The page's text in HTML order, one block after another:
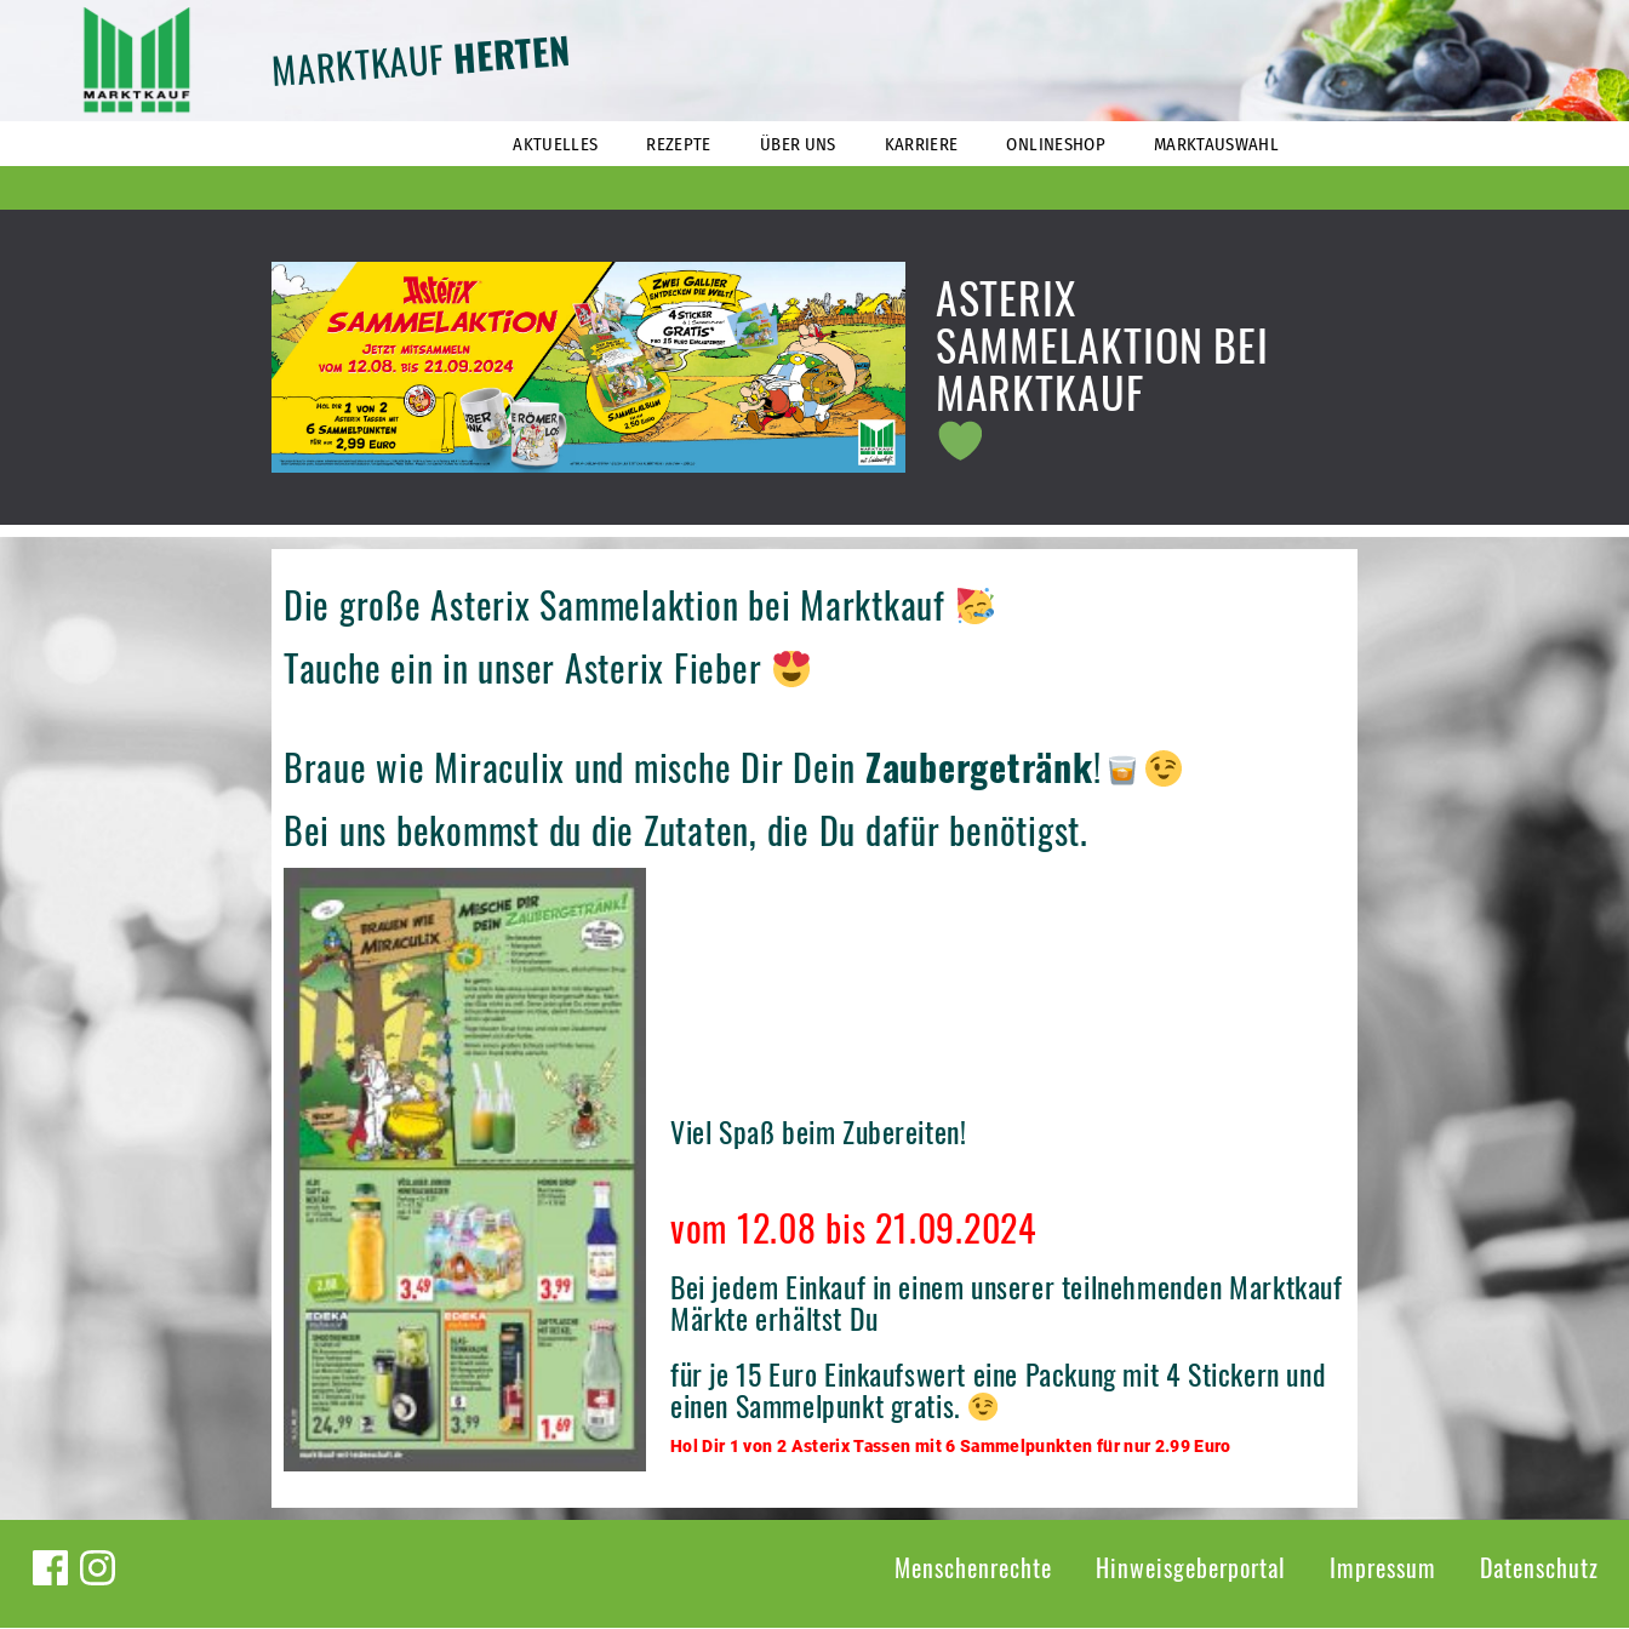
MARKTKAUFHERTEN
AKTUELLES REZEPTE ÜBER UNS KARRIERE ONLINESHOP MARKTAUSWAHL
ASTERIX
SAMMELAKTION BEI
MARKTKAUF
Die große Asterix Sammelaktion bei Marktkauf
Tauche ein in unser Asterix Fieber
Braue wie Miraculix und mische Dir Dein Zaubergetränk!
Bei uns bekommst du die Zutaten, die Du dafür benötigst.
Viel Spaß beim Zubereiten!
vom 12.08 bis 21.09.2024
Bei jedem Einkauf in einem unserer teilnehmenden Marktkauf
Märkte erhältst Du
für je 15 Euro Einkaufswert eine Packung mit 4 Stickern und
einen Sammelpunkt gratis.
Hol Dir 1 von 2 Asterix Tassen mit 6 Sammelpunkten für nur 2.99 Euro
Menschenrechte Hinweisgeberportal Impressum Datenschutz